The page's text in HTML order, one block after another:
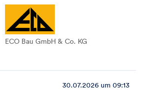
ECO Bau GmbH & Co. KG
30.07.2026 um 09:13